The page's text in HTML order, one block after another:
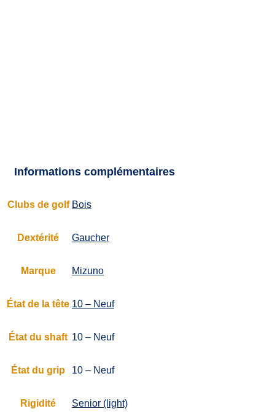
Informations complémentaires
Clubs de golf Bois
Dextérité Gaucher
Marque Mizuno
État de la tête 10 – Neuf
État du shaft 10 – Neuf
État du grip 10 – Neuf
Rigidité Senior (light)